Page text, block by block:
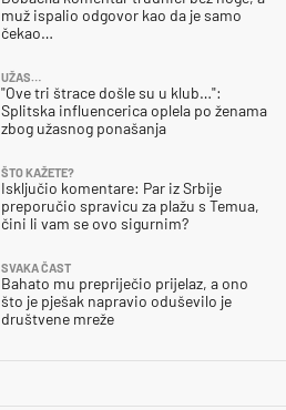
muž ispalio odgovor kao da je samo
čekao…
UŽAS…
"Ove tri štrace došle su u klub…":
Splitska influencerica oplela po ženama
zbog užasnog ponašanja
ŠTO KAŽETE?
Isključio komentare: Par iz Srbije
preporučio spravicu za plažu s Temua,
čini li vam se ovo sigurnim?
SVAKA ČAST
Bahato mu prepriječio prijelaz, a ono
što je pješak napravio oduševilo je
društvene mreže